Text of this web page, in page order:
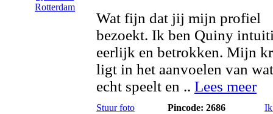
Wat fijn dat jij mijn profiel
bezoekt. Ik ben Quiny
eerlijk en betrokken. Mijn
ligt in het aanvoelen van
echt speelt en .. Lees meer
Stuur foto Pincode: 2686 Ik